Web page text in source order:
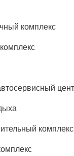
комплекс
комплекс